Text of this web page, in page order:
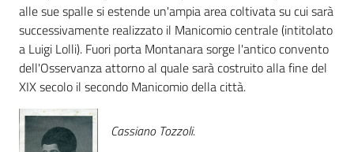
Decentrate
Patto
per
la
lettura
alle sue spalle si estende un'ampia area coltivata su cui sarà
successivamente realizzato il Manicomio centrale (intitolato
a Luigi Lolli). Fuori porta Montanara sorge l'antico convento
dell'Osservanza attorno al quale sarà costruito alla fine del
XIX secolo il secondo Manicomio della città.
Cassiano Tozzoli.